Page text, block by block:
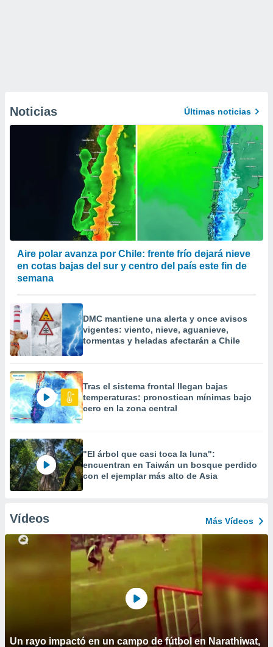
Noticias Últimas noticias
Aire polar avanza por Chile: frente frío dejará nieve
en cotas bajas del sur y centro del país este fin de
semana
DMC mantiene una alerta y once avisos
vigentes: viento, nieve, aguanieve,
tormentas y heladas afectarán a Chile
Tras el sistema frontal llegan bajas
temperaturas: pronostican mínimas bajo
cero en la zona central
"El árbol que casi toca la luna":
encuentran en Taiwán un bosque perdido
con el ejemplar más alto de Asia
Vídeos Más Vídeos
Un rayo impactó en un campo de fútbol en Narathiwat,